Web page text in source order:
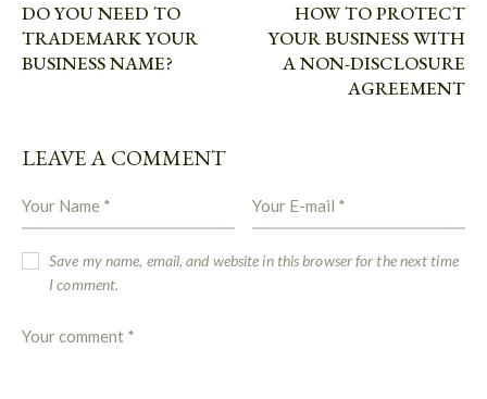
DO YOU NEED TO
TRADEMARK YOUR
BUSINESS NAME?
HOW TO PROTECT
YOUR BUSINESS WITH
A NON-DISCLOSURE
AGREEMENT
LEAVE A COMMENT
Save my name, email, and website in this browser for the next time
I comment.